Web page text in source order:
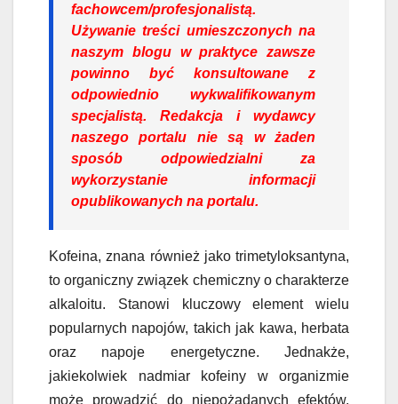
fachowcem/profesjonalistą.
Używanie treści umieszczonych na
naszym blogu w praktyce zawsze
powinno być konsultowane z
odpowiednio wykwalifikowanym
specjalistą. Redakcja i wydawcy
naszego portalu nie są w żaden
sposób odpowiedzialni za
wykorzystanie informacji
opublikowanych na portalu.
Kofeina, znana również jako trimetyloksantyna,
to organiczny związek chemiczny o charakterze
alkaloitu. Stanowi kluczowy element wielu
popularnych napojów, takich jak kawa, herbata
oraz napoje energetyczne. Jednakże,
jakiekolwiek nadmiar kofeiny w organizmie
może prowadzić do niepożądanych efektów,